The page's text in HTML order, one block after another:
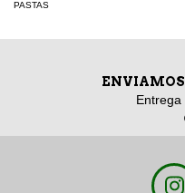
PASTAS
ENVIAMOS